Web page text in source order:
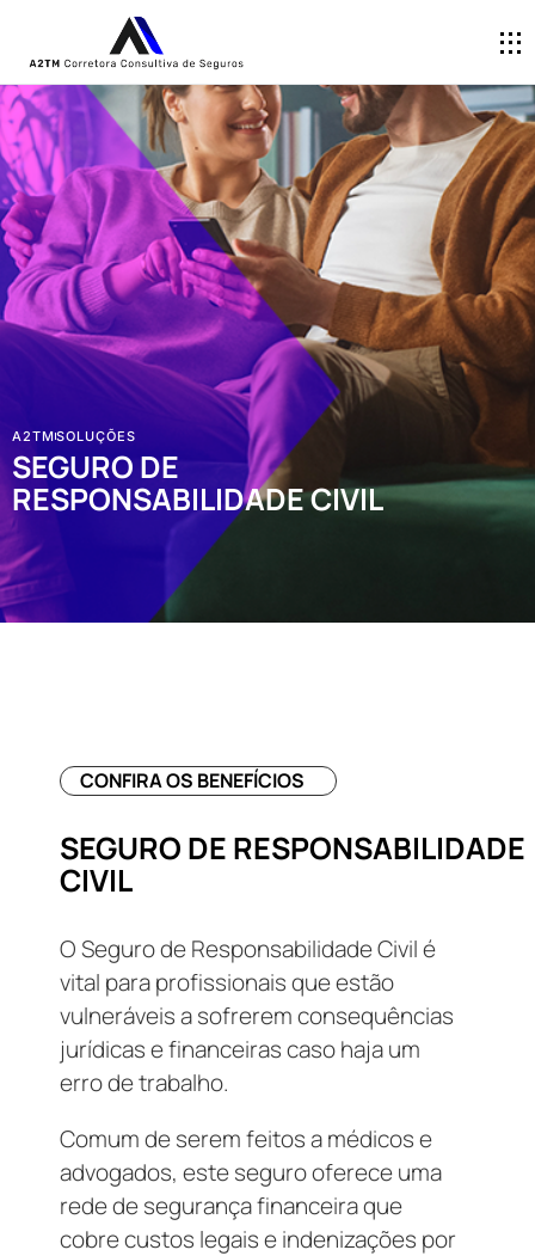
A2TMSOLUÇÕES
SEGURO DE
RESPONSABILIDADE CIVIL
CONFIRA OS BENEFÍCIOS
SEGURO DE RESPONSABILIDADE
CIVIL
O Seguro de Responsabilidade Civil é
vital para profissionais que estão
vulneráveis a sofrerem consequências
jurídicas e financeiras caso haja um
erro de trabalho.
Comum de serem feitos a médicos e
advogados, este seguro oferece uma
rede de segurança financeira que
cobre custos legais e indenizações por